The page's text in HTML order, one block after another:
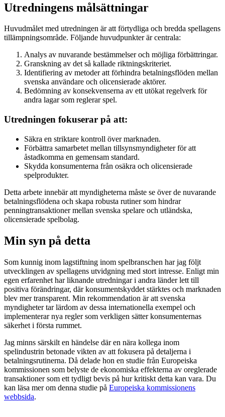
Utredningens målsättningar
Huvudmålet med utredningen är att förtydliga och bredda spellagens
tillämpningsområde. Följande huvudpunkter är centrala:
Analys av nuvarande bestämmelser och möjliga förbättringar.
Granskning av det så kallade riktningskriteriet.
Identifiering av metoder att förhindra betalningsflöden mellan
svenska användare och olicensierade aktörer.
Bedömning av konsekvenserna av ett utökat regelverk för
andra lagar som reglerar spel.
Utredningen fokuserar på att:
Säkra en striktare kontroll över marknaden.
Förbättra samarbetet mellan tillsynsmyndigheter för att
åstadkomma en gemensam standard.
Skydda konsumenterna från osäkra och olicensierade
spelprodukter.
Detta arbete innebär att myndigheterna måste se över de nuvarande
betalningsflödena och skapa robusta rutiner som hindrar
penningtransaktioner mellan svenska spelare och utländska,
olicensierade spelbolag.
Min syn på detta
Som kunnig inom lagstiftning inom spelbranschen har jag följt
utvecklingen av spellagens utvidgning med stort intresse. Enligt min
egen erfarenhet har liknande utredningar i andra länder lett till
positiva förändringar, där konsumentskyddet stärktes och marknaden
blev mer transparent. Min rekommendation är att svenska
myndigheter tar lärdom av dessa internationella exempel och
implementerar nya regler som verkligen sätter konsumenternas
säkerhet i första rummet.
Jag minns särskilt en händelse där en nära kollega inom
spelindustrin betonade vikten av att fokusera på detaljerna i
betalningsrutinerna. Då delade hon en studie från Europeiska
kommissionen som belyste de ekonomiska effekterna av oreglerade
transaktioner som ett tydligt bevis på hur kritiskt detta kan vara. Du
kan läsa mer om denna studie på Europeiska kommissionens
webbsida.